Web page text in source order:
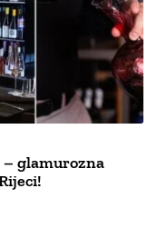
– glamurozna